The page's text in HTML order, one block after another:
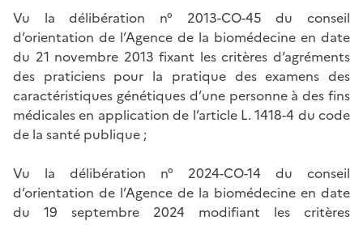
Vu la délibération n° 2013-CO-45 du conseil
d’orientation de l’Agence de la biomédecine en date
du 21 novembre 2013 fixant les critères d’agréments
des praticiens pour la pratique des examens des
caractéristiques génétiques d’une personne à des fins
médicales en application de l’article L. 1418-4 du code
de la santé publique ;
Vu la délibération n° 2024-CO-14 du conseil
d’orientation de l’Agence de la biomédecine en date
du 19 septembre 2024 modifiant les critères